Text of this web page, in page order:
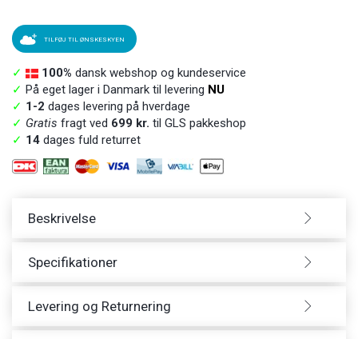
TILFØJ TIL ØNSKESKYEN
✓ 100% dansk webshop og kundeservice
✓ På eget lager i Danmark til levering NU
✓ 1-2 dages levering på hverdage
✓ Gratis fragt ved 699 kr. til GLS pakkeshop
✓ 14 dages fuld returret
Beskrivelse
Specifikationer
Levering og Returnering